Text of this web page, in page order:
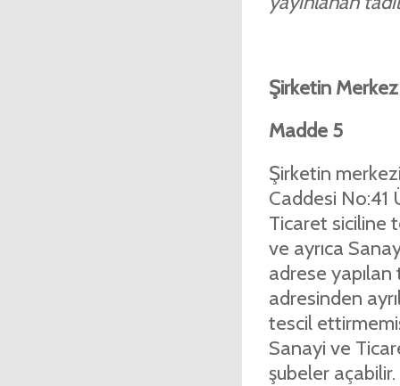
Şirketin
Madde 5
Şirketin
Caddesi No:41
Ticaret siciline
ve ayrıca
adrese yapılan
adresinden
tescil
Sanayi ve
şubeler açabilir.